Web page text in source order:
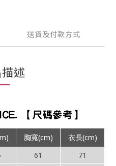
送貨及付款方式
述
胸寬(cm)
衣長(cm)
61
71